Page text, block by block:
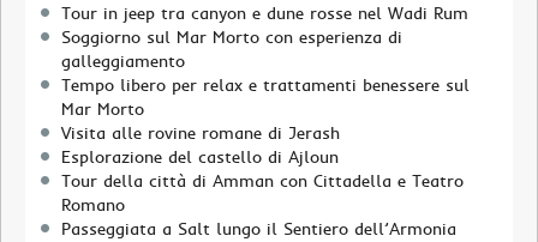
Tour in jeep tra canyon e dune rosse nel Wadi Rum
Soggiorno sul Mar Morto con esperienza di
galleggiamento
Tempo libero per relax e trattamenti benessere sul
Mar Morto
Visita alle rovine romane di Jerash
Esplorazione del castello di Ajloun
Tour della città di Amman con Cittadella e Teatro
Romano
Passeggiata a Salt lungo il Sentiero dell’Armonia